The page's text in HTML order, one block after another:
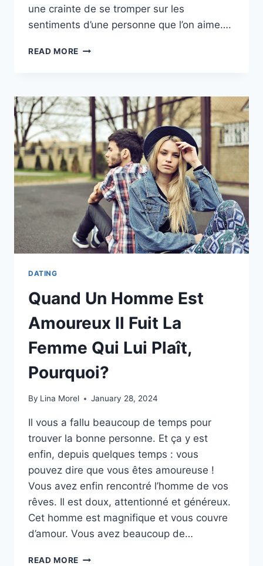
une crainte de se tromper sur les
sentiments d’une personne que l’on aime….
READ MORE COMMENT
LUI
PLAIS
:
13
SIGNES
POUR
EN
ÊTRE
SÛRE
DATING
Quand Un Homme Est
Amoureux Il Fuit La
Femme Qui Lui Plaît,
Pourquoi?
By Lina Morel January 28, 2024
Il vous a fallu beaucoup de temps pour
trouver la bonne personne. Et ça y est
enfin, depuis quelques temps : vous
pouvez dire que vous êtes amoureuse !
Vous avez enfin rencontré l’homme de vos
rêves. Il est doux, attentionné et généreux.
Cet homme est magnifique et vous couvre
d’amour. Vous avez beaucoup de…
READ MORE QUAND